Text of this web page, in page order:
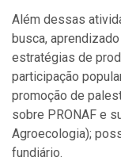
Além dessas
busca,
estratégias de
participação
promoção de
sobre PRONAF e
Agroecologia);
fundiário.